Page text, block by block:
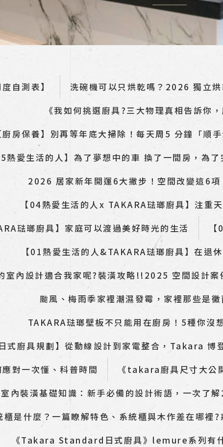
自測表】
洗碗機可以只烘乾嗎？2026 獨立
《我如何挑選廚具?三大物理真相告訴你
廚房保養】別再等年底大掃除！每天周5 分鐘「順
熱愛生活的人】為了夢想中的車 換了一間房，為
2026 居家新年開運6大撇步！空間改變這6
【04熱愛生活的人x TAKARA琺瑯廚具】注重
琺瑯廚具】家庭可以渡過美好時光的生活
【01熱愛生活的人&TAKARA琺瑯廚具】在退
室內設計適合我家呢?裝潢攻略!!2025 空間設計
颱風、梅雨季家裡潮濕發霉，家裡那些是
TAKARA琺瑯壁板不只能用在廚房！5種你沒
日式廚具規劃】從動線設計到家電整合，Takara 博
對一次懂、科普時間
《takara廚具尺寸大公
室內裝潢基礎知識：新手必備的設計術語，一次了
櫃是什麼？一篇瞭解特色、系統櫃與木作差在哪裡
《Takara Standard日式廚具》lemure系列有